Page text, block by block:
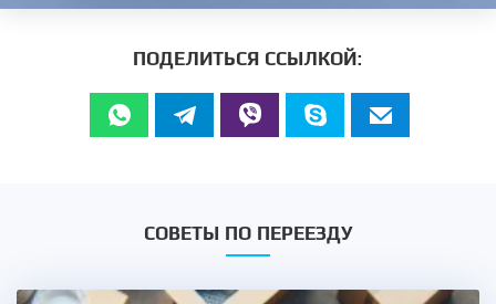
ПОДЕЛИТЬСЯ ССЫЛКОЙ:
СОВЕТЫ ПО ПЕРЕЕЗДУ